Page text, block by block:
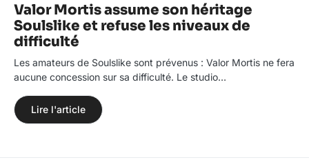
Valor Mortis assume son héritage
Soulslike et refuse les niveaux de
difficulté
Les amateurs de Soulslike sont prévenus : Valor Mortis ne fera
aucune concession sur sa difficulté. Le studio…
Lire l'article